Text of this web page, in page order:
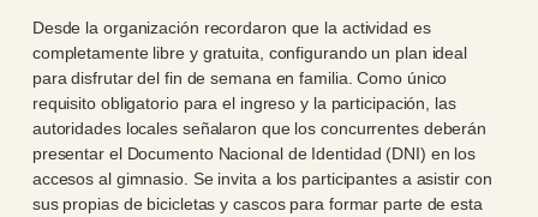
Desde la organización recordaron que la actividad es
completamente libre y gratuita, configurando un plan ideal
para disfrutar del fin de semana en familia. Como único
requisito obligatorio para el ingreso y la participación, las
autoridades locales señalaron que los concurrentes deberán
presentar el Documento Nacional de Identidad (DNI) en los
accesos al gimnasio. Se invita a los participantes a asistir con
sus propias de bicicletas y cascos para formar parte de esta